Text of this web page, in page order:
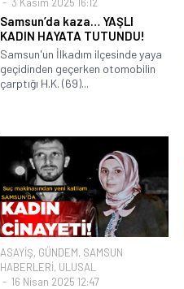
Samsun’da kaza… YAŞLI
KADIN HAYATA TUTUNDU!
Samsun'un İlkadım ilçesinde yaya
geçidinden geçerken otomobilin
çarptığı H.K. (69)...
ASAYİŞ, GÜNDEM, SAMSUN
HABERLERİ, ULUSAL
16 Nisan 2025 12:47